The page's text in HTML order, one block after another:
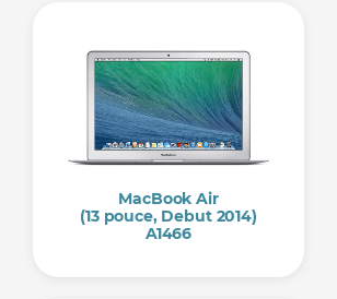
MacBook Air
(13 pouce, Debut 2014)
A1466